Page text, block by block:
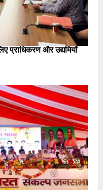
प्राधिकरण और उद्यमियों